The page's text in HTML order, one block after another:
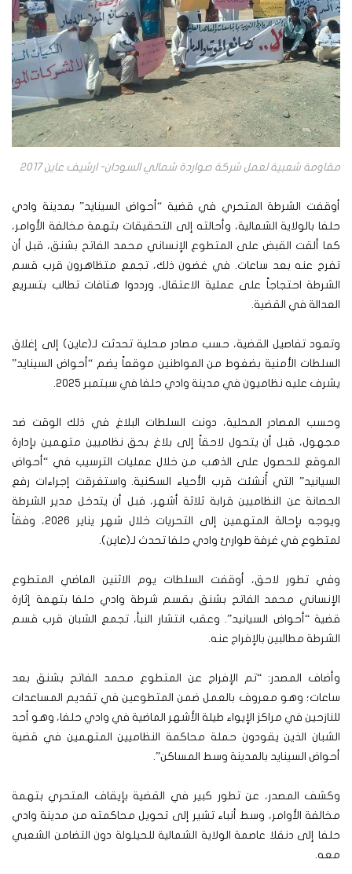
مقاومة شعبية لعمل شركة صواردة شمالي السودان- ارشيف عاين 2017
أوقفت الشرطة المتحري في قضية “أحواض السينايد” بمدينة وادي
حلفا بالولاية الشمالية، وأحالته إلى التحقيقات بتهمة مخالفة الأوامر،
كما ألقت القبض على المتطوع الإنساني محمد الفاتح بشنق، قبل أن
تفرج عنه بعد ساعات. في غضون ذلك، تجمع متظاهرون قرب قسم
الشرطة احتجاجاً على عملية الاعتقال، ورددوا هتافات تطالب بتسريع
العدالة في القضية.
وتعود تفاصيل القضية، حسب مصادر محلية تحدثت لـ(عاين) إلى إغلاق
السلطات الأمنية بضغوط من المواطنين موقعاً يضم “أحواض السينايد”
يشرف عليه نظاميون في مدينة وادي حلفا في سبتمبر 2025.
وحسب المصادر المحلية، دونت السلطات البلاغ في ذلك الوقت ضد
مجهول، قبل أن يتحول لاحقاً إلى بلاغ بحق نظاميين متهمين بإدارة
الموقع للحصول على الذهب من خلال عمليات الترسيب في “أحواض
السيانيد” التي أُنشئت قرب الأحياء السكنية. واستغرقت إجراءات رفع
الحصانة عن النظاميين قرابة ثلاثة أشهر، قبل أن يتدخل مدير الشرطة
ويوجه بإحالة المتهمين إلى التحريات خلال شهر يناير 2026، وفقاً
لمتطوع في غرفة طوارئ وادي حلفا تحدث لـ(عاين).
وفي تطور لاحق، أوقفت السلطات يوم الاثنين الماضي المتطوع
الإنساني محمد الفاتح بشنق بقسم شرطة وادي حلفا بتهمة إثارة
قضية “أحواض السيانيد”. وعقب انتشار النبأ، تجمع الشبان قرب قسم
الشرطة مطالبين بالإفراج عنه.
وأضاف المصدر: “تم الإفراج عن المتطوع محمد الفاتح بشنق بعد
ساعات؛ وهو معروف بالعمل ضمن المتطوعين في تقديم المساعدات
للنازحين في مراكز الإيواء طيلة الأشهر الماضية في وادي حلفا، وهو أحد
الشبان الذين يقودون حملة محاكمة النظاميين المتهمين في قضية
أحواض السينايد بالمدينة وسط المساكن”.
وكشف المصدر، عن تطور كبير في القضية بإيقاف المتحري بتهمة
مخالفة الأوامر، وسط أنباء تشير إلى تحويل محاكمته من مدينة وادي
حلفا إلى دنقلا عاصمة الولاية الشمالية للحيلولة دون التضامن الشعبي
معه.